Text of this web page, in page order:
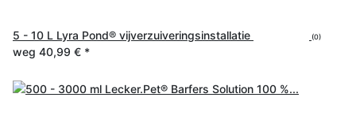
5 - 10 L Lyra Pond® vijverzuiveringsinstallatie (0)
weg 40,99 € *